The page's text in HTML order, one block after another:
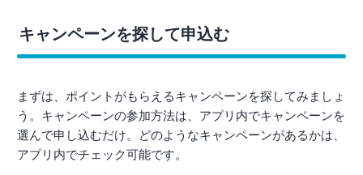
キャンペーンを探して申込む
まずは、ポイントがもらえるキャンペーンを探してみましょ
う。キャンペーンの参加方法は、アプリ内でキャンペーンを
選んで申し込むだけ。どのようなキャンペーンがあるかは、
アプリ内でチェック可能です。